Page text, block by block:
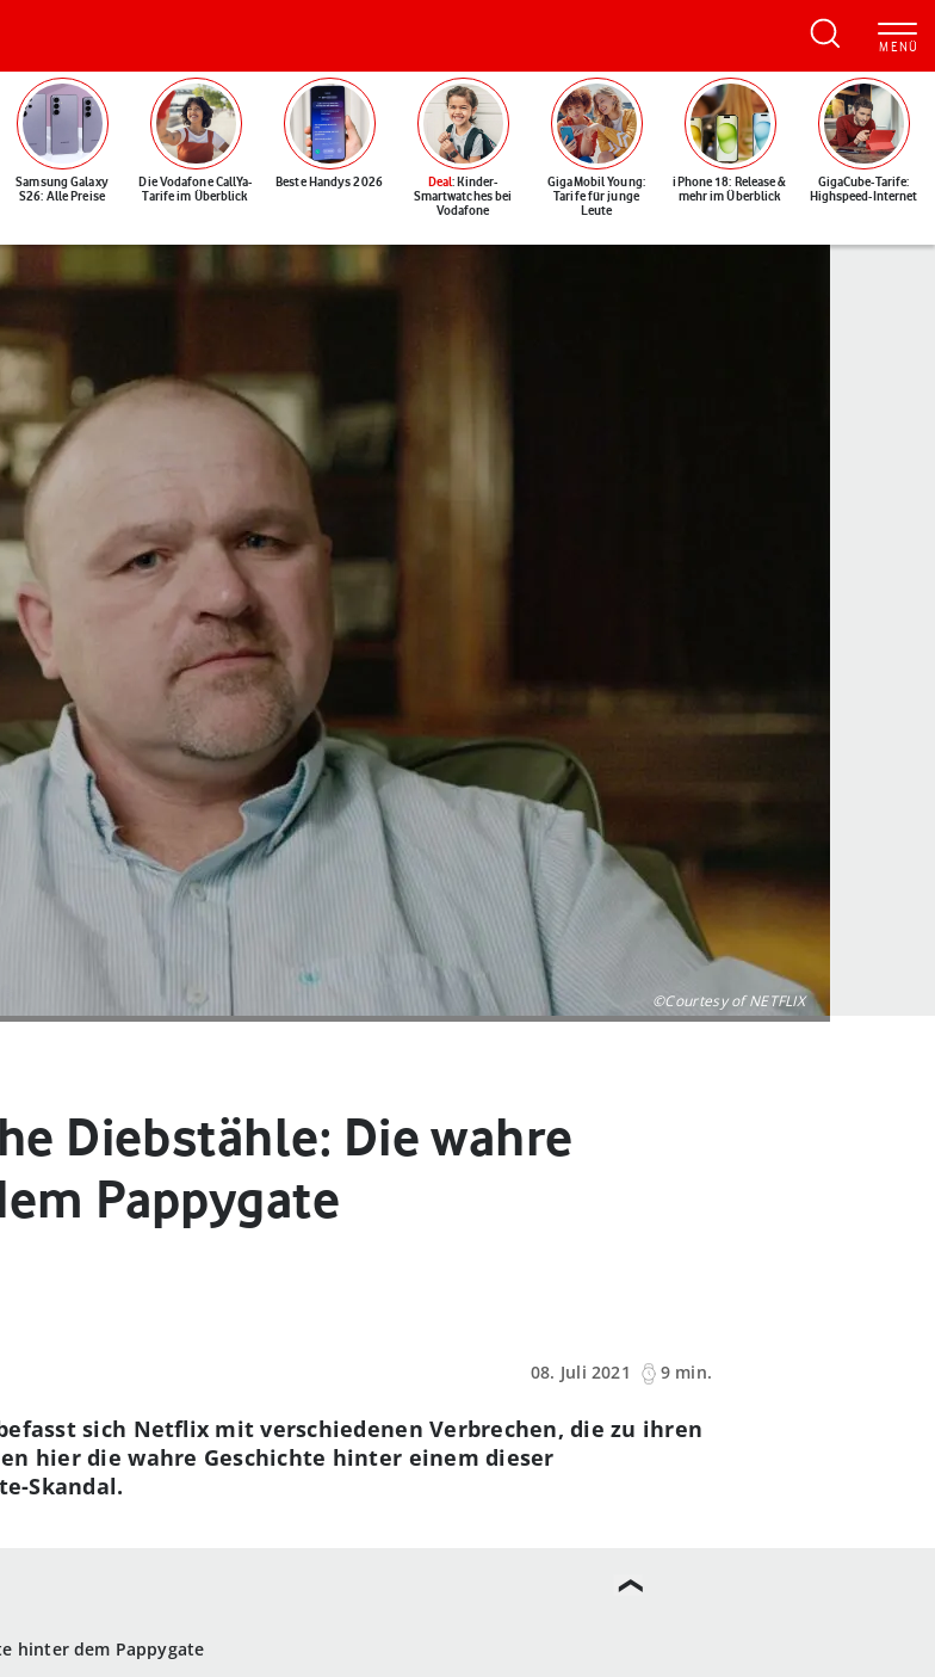
Samsung Galaxy
S26: Alle Preise
Die Vodafone CallYa-
Tarife im Überblick
Beste Handys 2026 Deal: Kinder-
Smartwatches bei
Vodafone
GigaMobil Young:
Tarife für junge
Leute
iPhone 18: Release &
mehr im Überblick
GigaCube-Tarife:
Highspeed-Internet
©Courtesy of NETFLIX
Diebstähle: Die wahre
Pappygate
08. Juli 2021
9 min.
hinter dem Pappygate
sich Netflix mit verschiedenen Verbrechen, die zu ihren
hier die wahre Geschichte hinter einem dieser
Skandal.